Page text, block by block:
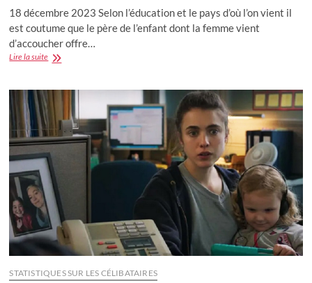
18 décembre 2023 Selon l’éducation et le pays d’où l’on vient il
est coutume que le père de l’enfant dont la femme vient
d’accoucher offre…
Lire la suiteQuel
naissance
symbolique
offrir
à
sa
femme
qui
vient
d’accoucher
?
STATISTIQUES SUR LES CÉLIBATAIRES